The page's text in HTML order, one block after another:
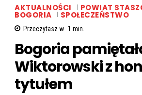
AKTUALNOŚCI POWIAT
BOGORIA SPOŁECZEŃSTWO
Przeczytasz w 1 min.
Bogoria
Wiktorowski z
tytułem